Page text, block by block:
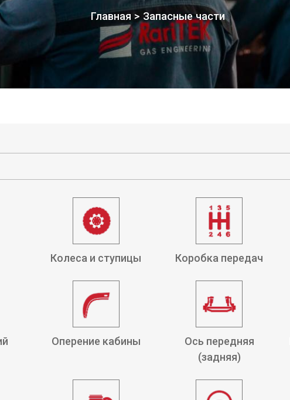
Главная Запасные части
Колеса и ступицы Коробка передач
Оперение кабины
Ось передняя
(задняя)